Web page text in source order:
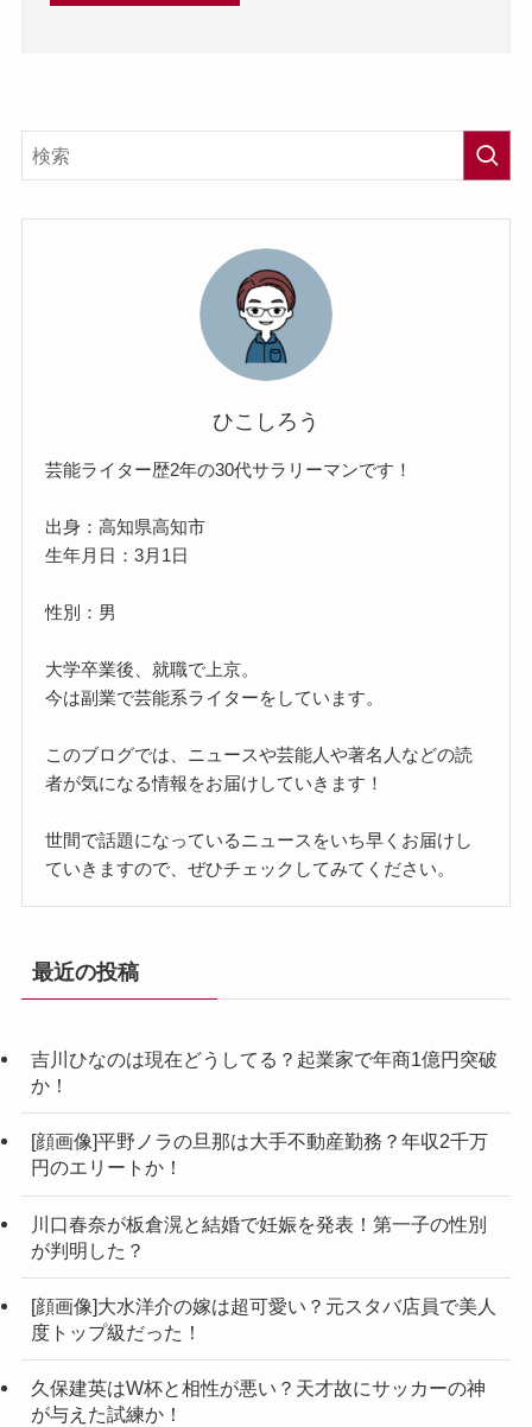
ひこしろう
芸能ライター歴2年の30代サラリーマンです！
出身：高知県高知市
生年月日：3月1日
性別：男
大学卒業後、就職で上京。
今は副業で芸能系ライターをしています。
このブログでは、ニュースや芸能人や著名人などの読
者が気になる情報をお届けしていきます！
世間で話題になっているニュースをいち早くお届けし
ていきますので、ぜひチェックしてみてください。
最近の投稿
吉川ひなのは現在どうしてる？起業家で年商1億円突破
か！
[顔画像]平野ノラの旦那は大手不動産勤務？年収2千万
円のエリートか！
川口春奈が板倉滉と結婚で妊娠を発表！第一子の性別
が判明した？
[顔画像]大水洋介の嫁は超可愛い？元スタバ店員で美人
度トップ級だった！
久保建英はW杯と相性が悪い？天才故にサッカーの神
が与えた試練か！